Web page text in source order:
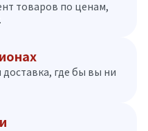
товаров по ценам,
где бы вы ни